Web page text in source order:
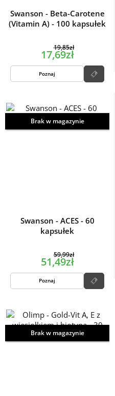
Swanson - Beta-Carotene
(Vitamin A) - 100 kapsułek
19,85zł
17,69zł
Poznaj
Brak w magazynie
Swanson - ACES - 60
kapsułek
59,99zł
51,49zł
Poznaj
Brak w magazynie